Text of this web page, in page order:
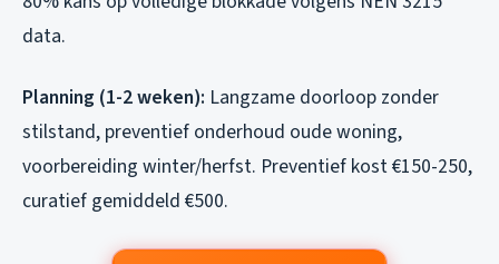
data.
Planning (1-2 weken): Langzame doorloop zonder
stilstand, preventief onderhoud oude woning,
voorbereiding winter/herfst. Preventief kost €150-250,
curatief gemiddeld €500.